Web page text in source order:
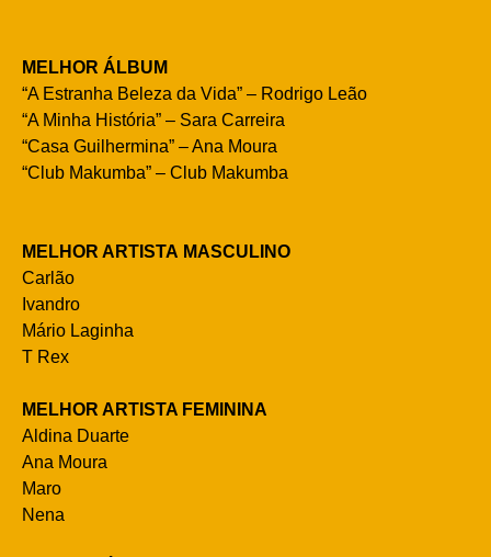
MELHOR ÁLBUM
“A Estranha Beleza da Vida” – Rodrigo Leão
“A Minha História” – Sara Carreira
“Casa Guilhermina” – Ana Moura
“Club Makumba” – Club Makumba
MELHOR ARTISTA MASCULINO
Carlão
Ivandro
Mário Laginha
T Rex
MELHOR ARTISTA FEMININA
Aldina Duarte
Ana Moura
Maro
Nena